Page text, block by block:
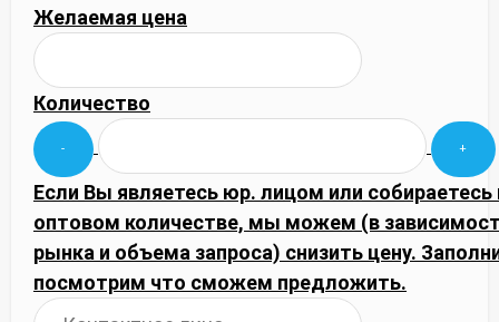
Желаемая цена
Количество
Если Вы являетесь юр. лицом или собираетесь
оптовом количестве, мы можем (в
рынка и объема запроса) снизить цену.
посмотрим что сможем предложить.